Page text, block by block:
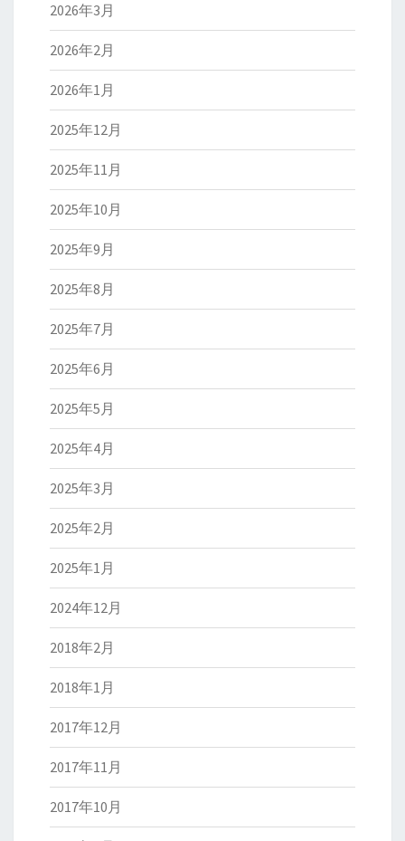
2026年3月
2026年2月
2026年1月
2025年12月
2025年11月
2025年10月
2025年9月
2025年8月
2025年7月
2025年6月
2025年5月
2025年4月
2025年3月
2025年2月
2025年1月
2024年12月
2018年2月
2018年1月
2017年12月
2017年11月
2017年10月